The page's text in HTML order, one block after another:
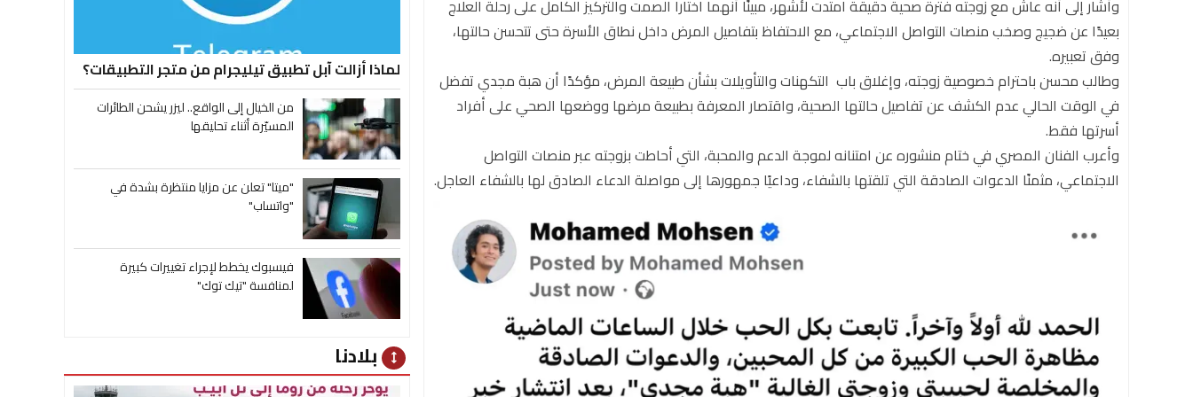
وأشار إلى أنه عاش مع زوجته فترة صحية دقيقة امتدت لأشهر، مبينًا أنهما اختارا الصمت والتركيز الكامل على رحلة العلاج
بعيدًا عن ضجيج وصخب منصات التواصل الاجتماعي، مع الاحتفاظ بتفاصيل المرض داخل نطاق الأسرة حتى تتحسن حالتها،
وفق تعبيره.
وطالب محسن باحترام خصوصية زوجته، وإغلاق باب التكهنات والتأويلات بشأن طبيعة المرض، مؤكدًا أن هبة مجدي تفضل
في الوقت الحالي عدم الكشف عن تفاصيل حالتها الصحية، واقتصار المعرفة بطبيعة مرضها ووضعها الصحي على أفراد
أسرتها فقط.
وأعرب الفنان المصري في ختام منشوره عن امتنانه لموجة الدعم والمحبة، التي أحاطت بزوجته عبر منصات التواصل
الاجتماعي، مثمنًا الدعوات الصادقة التي تلقتها بالشفاء، وداعيًا جمهورها إلى مواصلة الدعاء الصادق لها بالشفاء العاجل.
لماذا أزالت آبل تطبيق تيليجرام من متجر التطبيقات؟
من الخيال إلى الواقع.. ليزر يشحن الطائرات
المسيّرة أثناء تحليقها
"ميتا" تعلن عن مزايا منتظرة بشدة في
"واتساب"
فيسبوك يخطط لإجراء تغييرات كبيرة
لمنافسة "تيك توك"
height بلادنا